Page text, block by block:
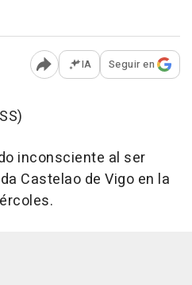
Abrir opciones para
IA Seguir en
inconsciente al ser
Castelao de Vigo en la